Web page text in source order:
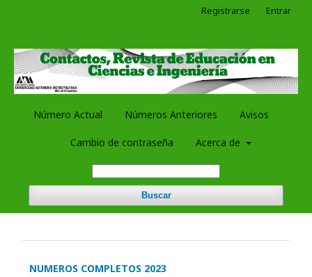
Número Actual Números Anteriores Avisos
Cambio de contraseña Acerca de
Buscar
Registrarse Entrar
NUMEROS COMPLETOS 2023